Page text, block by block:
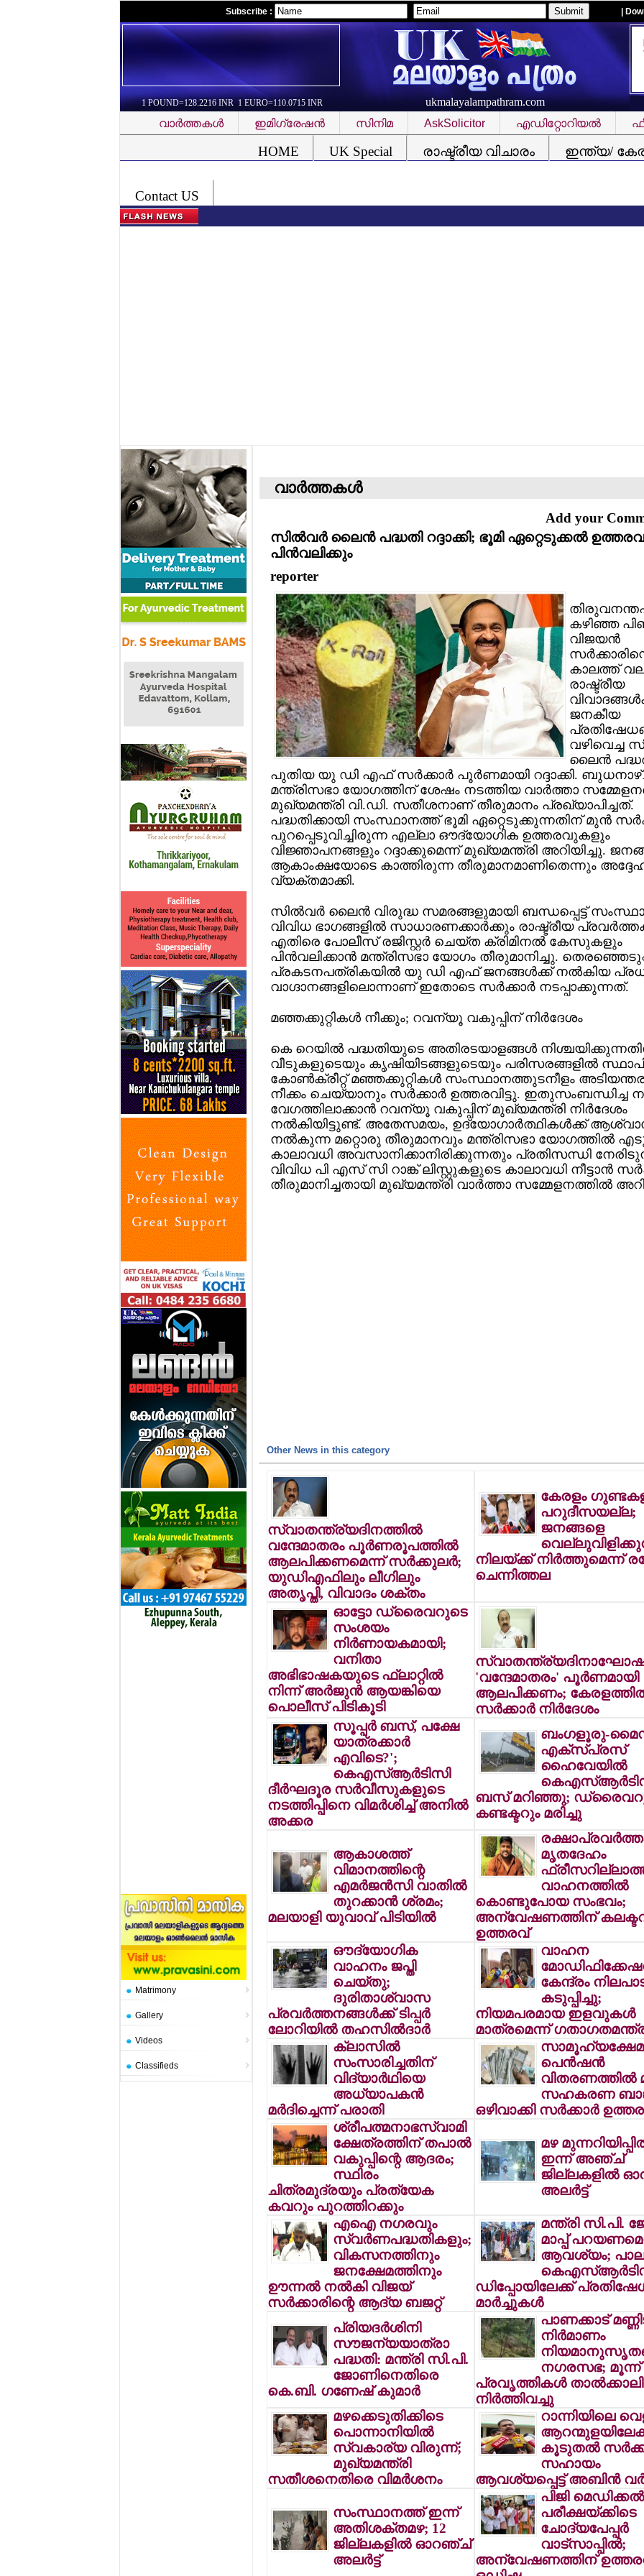
Subscribe : |
1 POUND=128.2216 INR 1 EURO=110.0715 INR ukmalayalampathram.com
വാര്‍ത്തകള്‍ ഇമിഗ്രേഷന്‍ സിനിമ AskSolicitor എഡിറ്റോറിയല്‍
HOME UK Special രാഷ്ട്രീയ വിചാരം
ഇന്ത്യ/
Contact US
Matrimony
Gallery
Videos
Classifieds
വാര്‍ത്തകള്‍
Add your
സില്‍വര്‍ ലൈന്‍ പദ്ധതി റദ്ദാക്കി; ഭൂമി ഏറ്റെടുക്കല്‍
പിന്‍വലിക്കും
reporter
കഴിഞ്ഞ
വിജയന്‍
കാലത്ത്
രാഷ്ട്രീയ
ജനകീയ
വഴിവെച്ച
ലൈന്‍
പുതിയ യു ഡി എഫ് സര്‍ക്കാര്‍ പൂര്‍ണമായി റദ്ദാക്കി.
മന്ത്രിസഭാ യോഗത്തിന് ശേഷം നടത്തിയ വാര്‍ത്താ
മുഖ്യമന്ത്രി വി.ഡി. സതീശനാണ് തീരുമാനം പ്രഖ്യാപിച്ചത്.
പദ്ധതിക്കായി സംസ്ഥാനത്ത് ഭൂമി ഏറ്റെടുക്കുന്നതിന് മുന്‍
പുറപ്പെടുവിച്ചിരുന്ന എല്ലാ ഔദ്യോഗിക ഉത്തരവുകളും
വിജ്ഞാപനങ്ങളും റദ്ദാക്കുമെന്ന് മുഖ്യമന്ത്രി അറിയിച്ചു.
ആകാംക്ഷയോടെ കാത്തിരുന്ന തീരുമാനമാണിതെന്നും
വ്യക്തമാക്കി.
സില്‍വര്‍ ലൈന്‍ വിരുദ്ധ സമരങ്ങളുമായി ബന്ധപ്പെട്ട്
വിവിധ ഭാഗങ്ങളില്‍ സാധാരണക്കാര്‍ക്കും രാഷ്ട്രീയ
എതിരെ പോലീസ് രജിസ്റ്റര്‍ ചെയ്ത ക്രിമിനല്‍ കേസുകളും
പിന്‍വലിക്കാന്‍ മന്ത്രിസഭാ യോഗം തീരുമാനിച്ചു.
പ്രകടനപത്രികയില്‍ യു ഡി എഫ് ജനങ്ങള്‍ക്ക് നല്‍കിയ
വാഗ്ദാനങ്ങളിലൊന്നാണ് ഇതോടെ സര്‍ക്കാര്‍ നടപ്പാക്കുന്നത്.
മഞ്ഞക്കുറ്റികള്‍ നീക്കും; റവന്യൂ വകുപ്പിന് നിര്‍ദേശം
കെ റെയില്‍ പദ്ധതിയുടെ അതിരടയാളങ്ങള്‍
വീടുകളുടെയും കൃഷിയിടങ്ങളുടെയും പരിസരങ്ങളില്‍
കോണ്‍ക്രീറ്റ് മഞ്ഞക്കുറ്റികള്‍ സംസ്ഥാനത്തുടനീളം
നീക്കം ചെയ്യാനും സര്‍ക്കാര്‍ ഉത്തരവിട്ടു. ഇതുസംബന്ധിച്ച
വേഗത്തിലാക്കാന്‍ റവന്യൂ വകുപ്പിന് മുഖ്യമന്ത്രി നിര്‍ദേശം
നല്‍കിയിട്ടുണ്ട്. അതേസമയം, ഉദ്യോഗാര്‍ത്ഥികള്‍ക്ക്
നല്‍കുന്ന മറ്റൊരു തീരുമാനവും മന്ത്രിസഭാ യോഗത്തില്‍
കാലാവധി അവസാനിക്കാനിരിക്കുന്നതും പ്രതിസന്ധി
വിവിധ പി എസ് സി റാങ്ക് ലിസ്റ്റുകളുടെ കാലാവധി നീട്ടാന്‍
തീരുമാനിച്ചതായി മുഖ്യമന്ത്രി വാര്‍ത്താ സമ്മേളനത്തില്‍
Other News in this category
സ്വാതന്ത്ര്യദിനത്തില്‍
വന്ദേമാതരം പൂര്‍ണരൂപത്തില്‍
ആലപിക്കണമെന്ന് സര്‍ക്കുലര്‍;
യുഡിഎഫിലും ലീഗിലും
അതൃപ്തി, വിവാദം ശക്തം
കേരളം
പറുദീസയല്ല;
ജനങ്ങളെ
നിലയ്ക്ക് നിര്‍ത്തുമെന്ന്
ചെന്നിത്തല
ഓട്ടോ ഡ്രൈവറുടെ
സംശയം
നിര്‍ണായകമായി;
വനിതാ
അഭിഭാഷകയുടെ ഫ്‌ലാറ്റില്‍
നിന്ന് അര്‍ജുന്‍ ആയങ്കിയെ
പൊലീസ് പിടികൂടി
'വന്ദേമാതരം' പൂര്‍ണമായി
ആലപിക്കണം;
സര്‍ക്കാര്‍ നിര്‍ദേശം
സൂപ്പര്‍ ബസ്, പക്ഷേ
യാത്രക്കാര്‍
എവിടെ?';
കെഎസ്ആര്‍ടിസി
ദീര്‍ഘദൂര സര്‍വീസുകളുടെ
നടത്തിപ്പിനെ വിമര്‍ശിച്ച് അനില്‍
അക്കര
ബംഗളൂരു-
എക്‌സ്പ്രസ്
ഹൈവേയില്‍
ബസ് മറിഞ്ഞു;
കണ്ടക്ടറും മരിച്ചു
ആകാശത്ത്
വിമാനത്തിന്റെ
എമര്‍ജന്‍സി വാതില്‍
തുറക്കാന്‍ ശ്രമം;
മലയാളി യുവാവ് പിടിയില്‍
മൃതദേഹം
വാഹനത്തില്‍
കൊണ്ടുപോയ സംഭവം;
അന്വേഷണത്തിന്
ഉത്തരവ്
ഔദ്യോഗിക
വാഹനം ജപ്തി
ചെയ്തു;
ദുരിതാശ്വാസ
പ്രവര്‍ത്തനങ്ങള്‍ക്ക് ടിപ്പര്‍
ലോറിയില്‍ തഹസില്‍ദാര്‍
വാഹന
കേന്ദ്രം
കടുപ്പിച്ചു;
നിയമപരമായ ഇളവുകള്‍
മാത്രമെന്ന്
ക്ലാസില്‍
സംസാരിച്ചതിന്
വിദ്യാര്‍ഥിയെ
അധ്യാപകന്‍
മര്‍ദിച്ചെന്ന് പരാതി
സാമൂഹ്യക്ഷേമ
പെന്‍ഷന്‍
വിതരണത്തില്‍
സഹകരണ
ഒഴിവാക്കി സര്‍ക്കാര്‍
ശ്രീപത്മനാഭസ്വാമി
ക്ഷേത്രത്തിന് തപാല്‍
വകുപ്പിന്റെ ആദരം;
സ്ഥിരം
ചിത്രമുദ്രയും പ്രത്യേക
കവറും പുറത്തിറക്കും
മഴ
ഇന്ന് അഞ്ച്
ജില്ലകളില്‍
അലര്‍ട്ട്
എഐ നഗരവും
സ്വര്‍ണപദ്ധതികളും;
വികസനത്തിനും
ജനക്ഷേമത്തിനും
ഊന്നല്‍ നല്‍കി വിജയ്
സര്‍ക്കാരിന്റെ ആദ്യ ബജറ്റ്
മന്ത്രി സി.പി.
മാപ്പ്
ആവശ്യം;
ഡിപ്പോയിലേക്ക്
മാര്‍ച്ചുകള്‍
പ്രിയദര്‍ശിനി
സൗജന്യയാത്രാ
പദ്ധതി: മന്ത്രി സി.പി.
ജോണിനെതിരെ
കെ.ബി. ഗണേഷ് കുമാര്‍
പാണക്കാട്
നിര്‍മാണം
നഗരസഭ; മൂന്ന്
പ്രവൃത്തികള്‍
നിര്‍ത്തിവച്ചു
മഴക്കെടുതിക്കിടെ
പൊന്നാനിയില്‍
സ്വകാര്യ വിരുന്ന്;
മുഖ്യമന്ത്രി
സതീശനെതിരെ വിമര്‍ശനം
റാന്നിയിലെ
കൂടുതല്‍
സഹായം
ആവശ്യപ്പെട്ട് അബിന്‍
സംസ്ഥാനത്ത് ഇന്ന്
അതിശക്തമഴ; 12
ജില്ലകളില്‍ ഓറഞ്ച്
അലര്‍ട്ട്
പിജി മെഡിക്കല്‍
പരീക്ഷയ്ക്കിടെ
ചോദ്യപേപ്പര്‍
വാട്സാപ്പില്‍;
അന്വേഷണത്തിന്